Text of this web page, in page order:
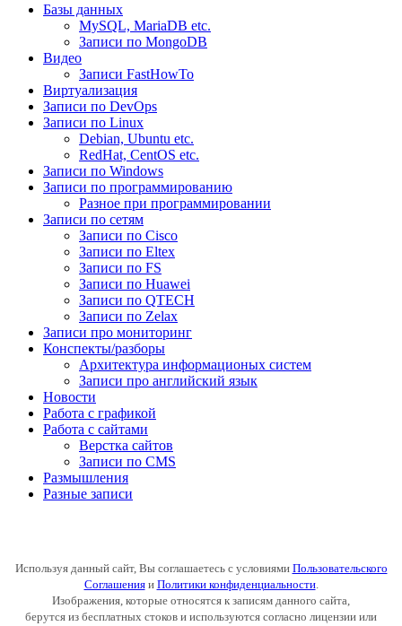
Базы данных
MySQL, MariaDB etc.
Записи по MongoDB
Видео
Записи FastHowTo
Виртуализация
Записи по DevOps
Записи по Linux
Debian, Ubuntu etc.
RedHat, CentOS etc.
Записи по Windows
Записи по программированию
Разное при программировании
Записи по сетям
Записи по Cisco
Записи по Eltex
Записи по FS
Записи по Huawei
Записи по QTECH
Записи по Zelax
Записи про мониторинг
Конспекты/разборы
Архитектура информационых систем
Записи про английский язык
Новости
Работа с графикой
Работа с сайтами
Верстка сайтов
Записи по CMS
Размышления
Разные записи
Используя данный сайт, Вы соглашаетесь с условиями Пользовательского
Соглашенияи Политики конфиденциальности.
Изображения, которые относятся к записям данного сайта,
берутся из бесплатных стоков и используются согласно лицензии или